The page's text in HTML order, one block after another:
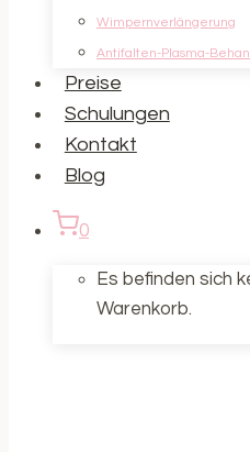
Wimpernverlängerung
Antifalten-Plasma-
Preise
Schulungen
Kontakt
Blog
0
Es befinden sich
Warenkorb.